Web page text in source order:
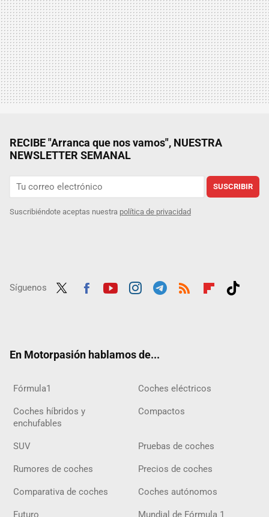
RECIBE "Arranca que nos vamos", NUESTRA
NEWSLETTER SEMANAL
SUSCRIBIR
Suscribiéndote aceptas nuestra política de privacidad
Síguenos
En Motorpasión hablamos de...
Fórmula1 Coches eléctricos
Coches híbridos y
enchufables
Compactos
SUV Pruebas de coches
Rumores de coches Precios de coches
Comparativa de coches Coches autónomos
Futuro Mundial de Fórmula 1